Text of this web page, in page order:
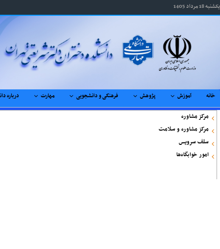
یکشنبه 18 مرداد 1405
خانه آموزش پژوهش فرهنگی و دانشجویی مهارت درباره
مرکز مشاوره
مرکز مشاوره و سلامت
سلف سرویس
امور خوابگاه‌ها